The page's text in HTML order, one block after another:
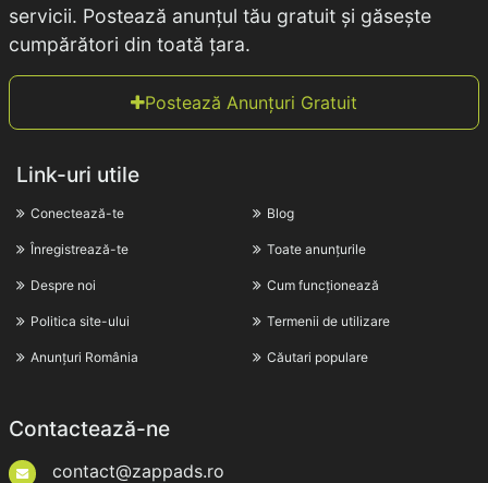
servicii. Postează anunțul tău gratuit și găsește
cumpărători din toată țara.
Postează Anunțuri Gratuit
Link-uri utile
Conectează-te
Înregistrează-te
Despre noi
Politica site-ului
Anunțuri România
Blog
Toate anunțurile
Cum funcționează
Termenii de utilizare
Căutari populare
Contactează-ne
contact@zappads.ro